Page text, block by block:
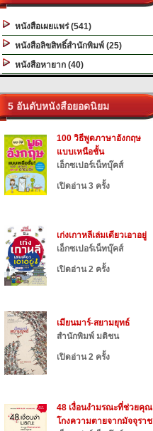
หนังสือเผยแพร่ (541)
หนังสือลิขสิทธิ์สำนักพิมพ์ (25)
หนังสือหายาก (40)
5 อันดับหนังสือยอดนิยม
100 วิธีพูดภาษาอังกฤษ
แบบเหนือชั้น
เอ็กซเปอร์เน็ทบุ๊คส์
เปิดอ่าน 3 ครั้ง
เก่งเกาหลีเล่มเดียวเอาอยู่
เอ็กซเปอร์เน็ทบุ๊คส์
เปิดอ่าน 2 ครั้ง
เมียนมาร์-สยามยุทธ์
สำนักพิมพ์ มติชน
เปิดอ่าน 2 ครั้ง
48 เงื่อนงำมรณะที่ช่วยคุณ
โกงความตายจากมัจจุราช